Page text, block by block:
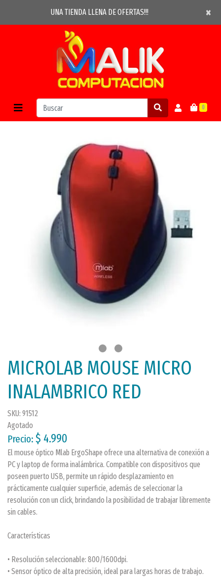
UNA TIENDA LLENA DE OFERTAS!!! ×
×
0
MICROLAB MOUSE MICRO
INALAMBRICO RED
SKU: 91512
Agotado
Precio: $ 4.990
El mouse óptico Mlab ErgoShape ofrece una alternativa de conexión a
PC y laptop de forma inalámbrica. Compatible con dispositivos que
poseen puerto USB, permite un rápido desplazamiento en
prácticamente cualquier superficie, además de seleccionar la
resolución con un click, brindando la posibilidad de trabajar libremente
sin cables.
Características
• Resolución seleccionable: 800/1600dpi.
• Sensor óptico de alta precisión, ideal para largas horas de trabajo.